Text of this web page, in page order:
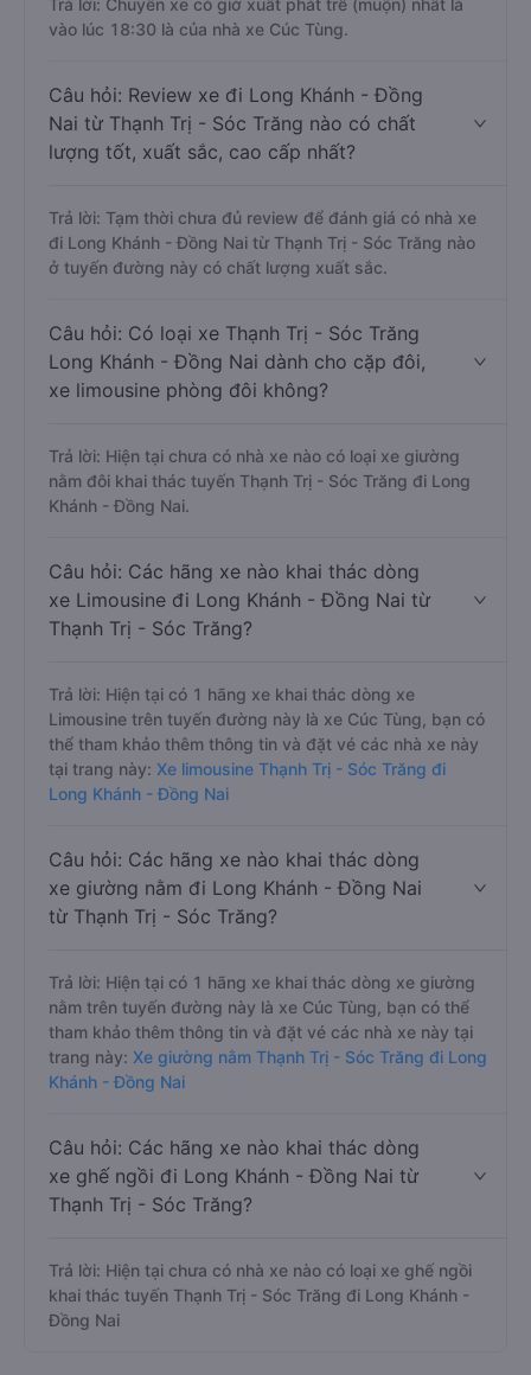
Trả lời: Chuyến xe có giờ xuất phát trễ (muộn) nhất là
vào lúc 18:30 là của nhà xe Cúc Tùng.
Câu hỏi: Review xe đi Long Khánh - Đồng
Nai từ Thạnh Trị - Sóc Trăng nào có chất
lượng tốt, xuất sắc, cao cấp nhất?
Trả lời: Tạm thời chưa đủ review để đánh giá có nhà xe
đi Long Khánh - Đồng Nai từ Thạnh Trị - Sóc Trăng nào
ở tuyến đường này có chất lượng xuất sắc.
Câu hỏi: Có loại xe Thạnh Trị - Sóc Trăng
Long Khánh - Đồng Nai dành cho cặp đôi,
xe limousine phòng đôi không?
Trả lời: Hiện tại chưa có nhà xe nào có loại xe giường
nằm đôi khai thác tuyến Thạnh Trị - Sóc Trăng đi Long
Khánh - Đồng Nai.
Câu hỏi: Các hãng xe nào khai thác dòng
xe Limousine đi Long Khánh - Đồng Nai từ
Thạnh Trị - Sóc Trăng?
Trả lời: Hiện tại có 1 hãng xe khai thác dòng xe
Limousine trên tuyến đường này là xe Cúc Tùng, bạn có
thể tham khảo thêm thông tin và đặt vé các nhà xe này
tại trang này: Xe limousine Thạnh Trị - Sóc Trăng đi
Long Khánh - Đồng Nai
Câu hỏi: Các hãng xe nào khai thác dòng
xe giường nằm đi Long Khánh - Đồng Nai
từ Thạnh Trị - Sóc Trăng?
Trả lời: Hiện tại có 1 hãng xe khai thác dòng xe giường
nằm trên tuyến đường này là xe Cúc Tùng, bạn có thể
tham khảo thêm thông tin và đặt vé các nhà xe này tại
trang này: Xe giường nằm Thạnh Trị - Sóc Trăng đi Long
Khánh - Đồng Nai
Câu hỏi: Các hãng xe nào khai thác dòng
xe ghế ngồi đi Long Khánh - Đồng Nai từ
Thạnh Trị - Sóc Trăng?
Trả lời: Hiện tại chưa có nhà xe nào có loại xe ghế ngồi
khai thác tuyến Thạnh Trị - Sóc Trăng đi Long Khánh -
Đồng Nai